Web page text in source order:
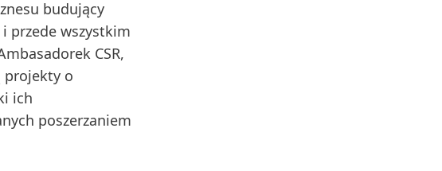
budujący
przede wszystkim
CSR,
projekty o
ich
poszerzaniem